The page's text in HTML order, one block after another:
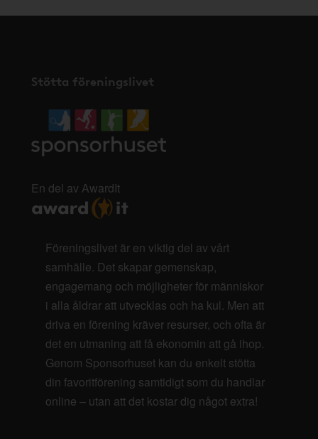
Stötta föreningslivet
En del av AwardIt
Föreningslivet är en viktig del av vårt
samhälle. Det skapar gemenskap,
engagemang och möjligheter för människor
i alla åldrar att utvecklas och ha kul. Men att
driva en förening kräver resurser, och ofta är
det en utmaning att få ekonomin att gå ihop.
Genom Sponsorhuset kan du enkelt stötta
din favoritförening samtidigt som du handlar
online – utan att det kostar dig något extra!